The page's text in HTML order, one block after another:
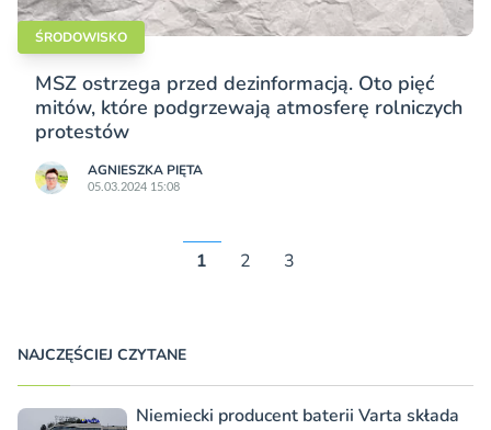
ŚRODOWISKO
MSZ ostrzega przed dezinformacją. Oto pięć
mitów, które podgrzewają atmosferę rolniczych
protestów
AGNIESZKA PIĘTA
05.03.2024 15:08
1 2 3
NAJCZĘŚCIEJ CZYTANE
Niemiecki producent baterii Varta składa